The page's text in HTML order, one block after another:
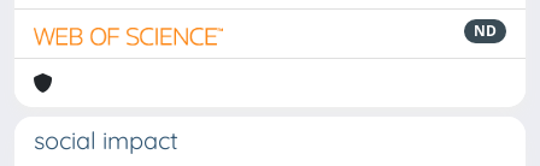
ND
social impact